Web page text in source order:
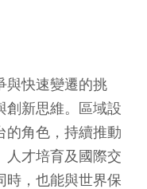
與快速變遷的挑
創新思維。區域設
的角色，持續推動
人才培育及國際交
時，也能與世界保